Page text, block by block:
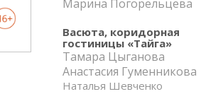
Марина Погорельцева
Васюта, коридорная
гостиницы «Тайга»
Тамара Цыганова
Анастасия Гуменникова
Наталья Шевченко